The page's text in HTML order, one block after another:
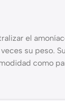
el
su peso.
como